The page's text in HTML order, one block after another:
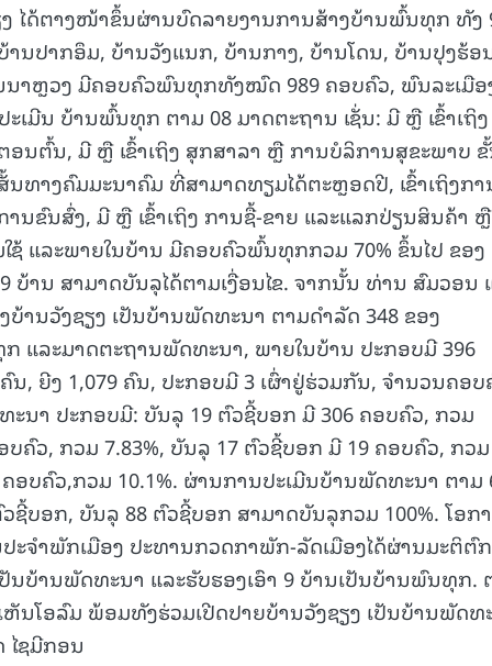
ໄດ້ຕາງໜ້າຂຶ້ນຜ່ານບົດລາຍງານການສ້າງບ້ານພົ້ນທຸກ ທັງ
ນປາກອຶມ, ບ້ານວັງແນກ, ບ້ານກາງ, ບ້ານໂດນ, ບ້ານປຸງຮ້ອ
ນາຫຼວງ ມີຄອບຄົວພົນທຸກທັງໝົດ 989 ຄອບຄົວ, ພົນລະເມືອ
ເມີນ ບ້ານພົ້ນທຸກ ຕາມ 08 ມາດຕະຖານ ເຊັ່ນ: ມີ ຫຼື ເຂົ້າເຖິງ
ອນຕົ້ນ, ມີ ຫຼື ເຂົ້າເຖິງ ສຸກສາລາ ຫຼື ການບໍລິການສຸຂະພາບ
ທາງຄົມມະນາຄົມ ທີ່ສາມາດທຽມໄດ້ຕະຫຼອດປີ, ເຂົ້າເຖິງກາ
ນຂົນສົ່ງ, ມີ ຫຼື ເຂົ້າເຖິງ ການຊື້-ຂາຍ ແລະແລກປ່ຽນສິນຄ້າ ຫຼື
ຊ້ ແລະພາຍໃນບ້ານ ມີຄອບຄົວພົ້ນທຸກກວມ 70% ຂຶ້ນໄປ ຂອງ
ານ ສາມາດບັນລຸໄດ້ຕາມເງື່ອນໄຂ. ຈາກນັ້ນ ທ່ານ ສົມວອນ
ານວັງຊຽງ ເປັນບ້ານພັດທະນາ ຕາມດຳລັດ 348 ຂອງ
ແລະມາດຕະຖານພັດທະນາ, ພາຍໃນບ້ານ ປະກອບມີ 396
, ຍີງ 1,079 ຄົນ, ປະກອບມີ 3 ເຜົ່າຢູ່ຮ່ວມກັນ, ຈຳນວນຄອບ
ນາ ປະກອບມີ: ບັນລຸ 19 ຕົວຊີ້ບອກ ມີ 306 ຄອບຄົວ, ກວມ
ບຄົວ, ກວມ 7.83%, ບັນລຸ 17 ຕົວຊີ້ບອກ ມີ 19 ຄອບຄົວ, ກວມ
ອບຄົວ,ກວມ 10.1%. ຜ່ານການປະເມີນບ້ານພັດທະນາ ຕາມ
ຊີ້ບອກ, ບັນລຸ 88 ຕົວຊີ້ບອກ ສາມາດບັນລຸກວມ 100%. ໂອກ
ຈຳພັກເມືອງ ປະທານກວດກາພັກ-ລັດເມືອງໄດ້ຜ່ານມະຕິຕົ
ນບ້ານພັດທະນາ ແລະຮັບຮອງເອົາ 9 ບ້ານເປັນບ້ານພົນທຸກ.
ນໂອລົມ ພ້ອມທັງຮ່ວມເປີດປາຍບ້ານວັງຊຽງ ເປັນບ້ານພັດທ
ໄຊມີກອນ